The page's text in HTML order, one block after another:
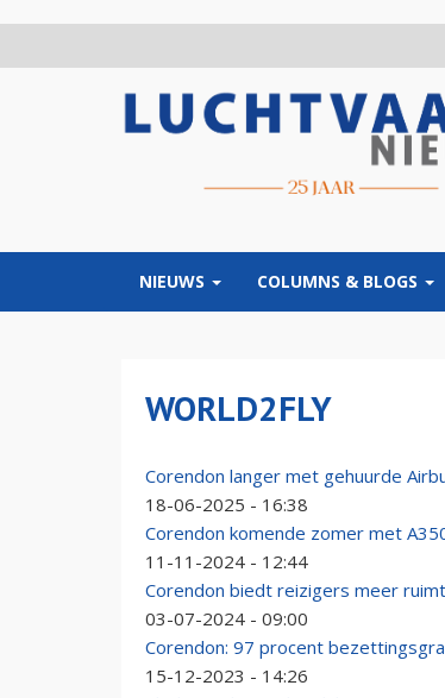
NIEUWS COLUMNS & BLOGS
WORLD2FLY
Corendon langer met gehuurde
18-06-2025 - 16:38
Corendon komende zomer met
11-11-2024 - 12:44
Corendon biedt reizigers meer
03-07-2024 - 09:00
Corendon: 97 procent
15-12-2023 - 14:26